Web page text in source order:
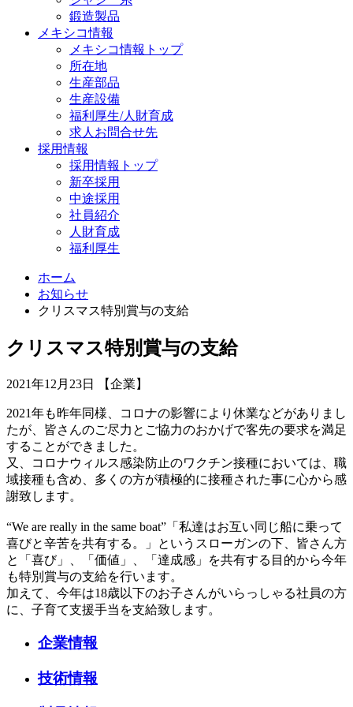
鍛造製品
メキシコ情報
メキシコ情報トップ
所在地
生産部品
生産設備
福利厚生/人財育成
求人お問合せ先
採用情報
採用情報トップ
新卒採用
中途採用
社員紹介
人財育成
福利厚生
ホーム
お知らせ
クリスマス特別賞与の支給
クリスマス特別賞与の支給
2021年12月23日 【企業】
2021年も昨年同様、コロナの影響により休業などがありまし
たが、皆さんのご尽力とご協力のおかげで客先の要求を満足
することができました。
又、コロナウィルス感染防止のワクチン接種においては、職
域接種も含め、多くの方が積極的に接種された事に心から感
謝致します。
“We are really in the same boat”「私達はお互い同じ船に乗って
喜びと辛苦を共有する。」というスローガンの下、皆さん方
と「喜び」、「価値」、「達成感」を共有する目的から今年
も特別賞与の支給を行います。
加えて、今年は18歳以下のお子さんがいらっしゃる社員の方
に、子育て支援手当を支給致します。
企業情報
技術情報